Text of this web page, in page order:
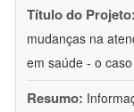
Título do Projeto:
mudanças na
em saúde - o
Resumo: